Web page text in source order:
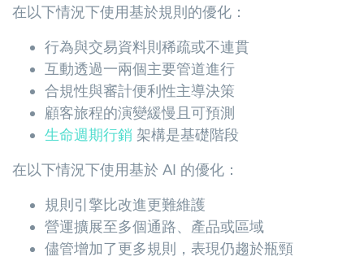
在以下情況下使用基於規則的優化：
行為與交易資料則稀疏或不連貫
互動透過一兩個主要管道進行
合規性與審計便利性主導決策
顧客旅程的演變緩慢且可預測
生命週期行銷 架構是基礎階段
在以下情況下使用基於 AI 的優化：
規則引擎比改進更難維護
營運擴展至多個通路、產品或區域
儘管增加了更多規則，表現仍趨於瓶頸